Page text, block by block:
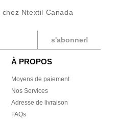
chez Ntextil Canada
s'abonner!
À PROPOS
Moyens de paiement
Nos Services
Adresse de livraison
FAQs